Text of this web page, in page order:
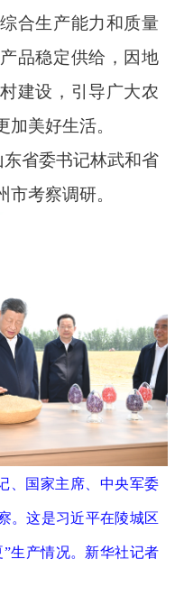
合生产能力和质量
品稳定供给，因地
建设，引导广大农
美好生活。
省委书记林武和省
考察调研。
、国家主席、中央军委
。这是习近平在陵城区
生产情况。新华社记者